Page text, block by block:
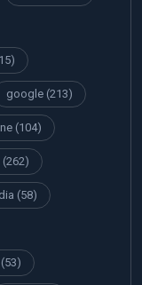
google (213)
(104)
(262)
(58)
(53)